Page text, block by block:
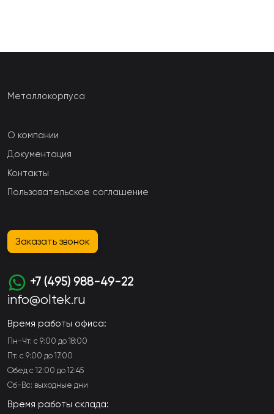
Металлокорпуса
О компании
Документация
Контакты
Пользовательское соглашение
Заказать звонок
+7 (495) 988-49-22
info@oltek.ru
Время работы офиса:
Пн-Чт: с 9:00 до 18:00
Пт: с 9:00 до 17:00
Обед с 12:00 до 12:45
Сб-Вс: выходные дни
Время работы склада: